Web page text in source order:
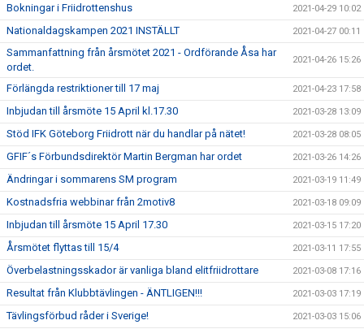
Bokningar i Friidrottenshus 2021-04-29 10:02
Nationaldagskampen 2021 INSTÄLLT 2021-04-27 00:11
Sammanfattning från årsmötet 2021 - Ordförande Åsa har
ordet.
2021-04-26 15:26
Förlängda restriktioner till 17 maj 2021-04-23 17:58
Inbjudan till årsmöte 15 April kl.17.30 2021-03-28 13:09
Stöd IFK Göteborg Friidrott när du handlar på nätet! 2021-03-28 08:05
GFIF´s Förbundsdirektör Martin Bergman har ordet 2021-03-26 14:26
Ändringar i sommarens SM program 2021-03-19 11:49
Kostnadsfria webbinar från 2motiv8 2021-03-18 09:09
Inbjudan till årsmöte 15 April 17.30 2021-03-15 17:20
Årsmötet flyttas till 15/4 2021-03-11 17:55
Överbelastningsskador är vanliga bland elitfriidrottare 2021-03-08 17:16
Resultat från Klubbtävlingen - ÄNTLIGEN!!! 2021-03-03 17:19
Tävlingsförbud råder i Sverige! 2021-03-03 15:06